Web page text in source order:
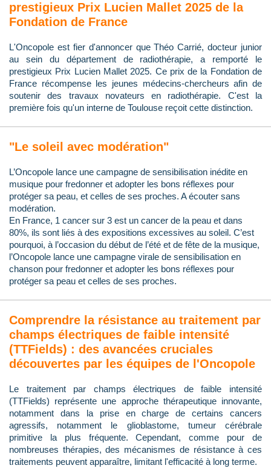
prestigieux Prix Lucien Mallet 2025 de la
Fondation de France
L'Oncopole est fier d'annoncer que Théo Carrié, docteur junior
au sein du département de radiothérapie, a remporté le
prestigieux Prix Lucien Mallet 2025. Ce prix de la Fondation de
France récompense les jeunes médecins-chercheurs afin de
soutenir des travaux novateurs en radiothérapie. C'est la
première fois qu'un interne de Toulouse reçoit cette distinction.
"Le soleil avec modération"
L’Oncopole lance une campagne de sensibilisation inédite en
musique pour fredonner et adopter les bons réflexes pour
protéger sa peau, et celles de ses proches. A écouter sans
modération.
En France, 1 cancer sur 3 est un cancer de la peau et dans
80%, ils sont liés à des expositions excessives au soleil. C’est
pourquoi, à l’occasion du début de l’été et de fête de la musique,
l’Oncopole lance une campagne virale de sensibilisation en
chanson pour fredonner et adopter les bons réflexes pour
protéger sa peau et celles de ses proches.
Comprendre la résistance au traitement par
champs électriques de faible intensité
(TTFields) : des avancées cruciales
découvertes par les équipes de l'Oncopole
Le traitement par champs électriques de faible intensité
(TTFields) représente une approche thérapeutique innovante,
notamment dans la prise en charge de certains cancers
agressifs, notamment le glioblastome, tumeur cérébrale
primitive la plus fréquente. Cependant, comme pour de
nombreuses thérapies, des mécanismes de résistance à ces
traitements peuvent apparaître, limitant l'efficacité à long terme.